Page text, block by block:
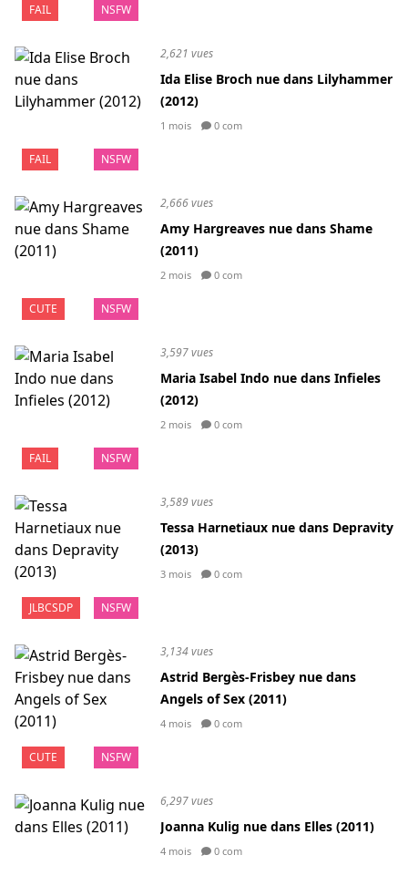
FAIL NSFW
FAIL NSFW
2,621 vues
Ida Elise Broch nue dans Lilyhammer
(2012)
1 mois 0 com
CUTE NSFW
2,666 vues
Amy Hargreaves nue dans Shame
(2011)
2 mois 0 com
FAIL NSFW
3,597 vues
Maria Isabel Indo nue dans Infieles
(2012)
2 mois 0 com
JLBCSDP NSFW
3,589 vues
Tessa Harnetiaux nue dans Depravity
(2013)
3 mois 0 com
CUTE NSFW
3,134 vues
Astrid Bergès-Frisbey nue dans
Angels of Sex (2011)
4 mois 0 com
6,297 vues
Joanna Kulig nue dans Elles (2011)
4 mois 0 com